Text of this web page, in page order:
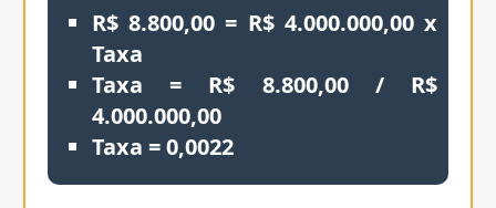
R$ 8.800,00 = R$ 4.000.000,00 x
Taxa
Taxa = R$ 8.800,00 / R$
4.000.000,00
Taxa = 0,0022